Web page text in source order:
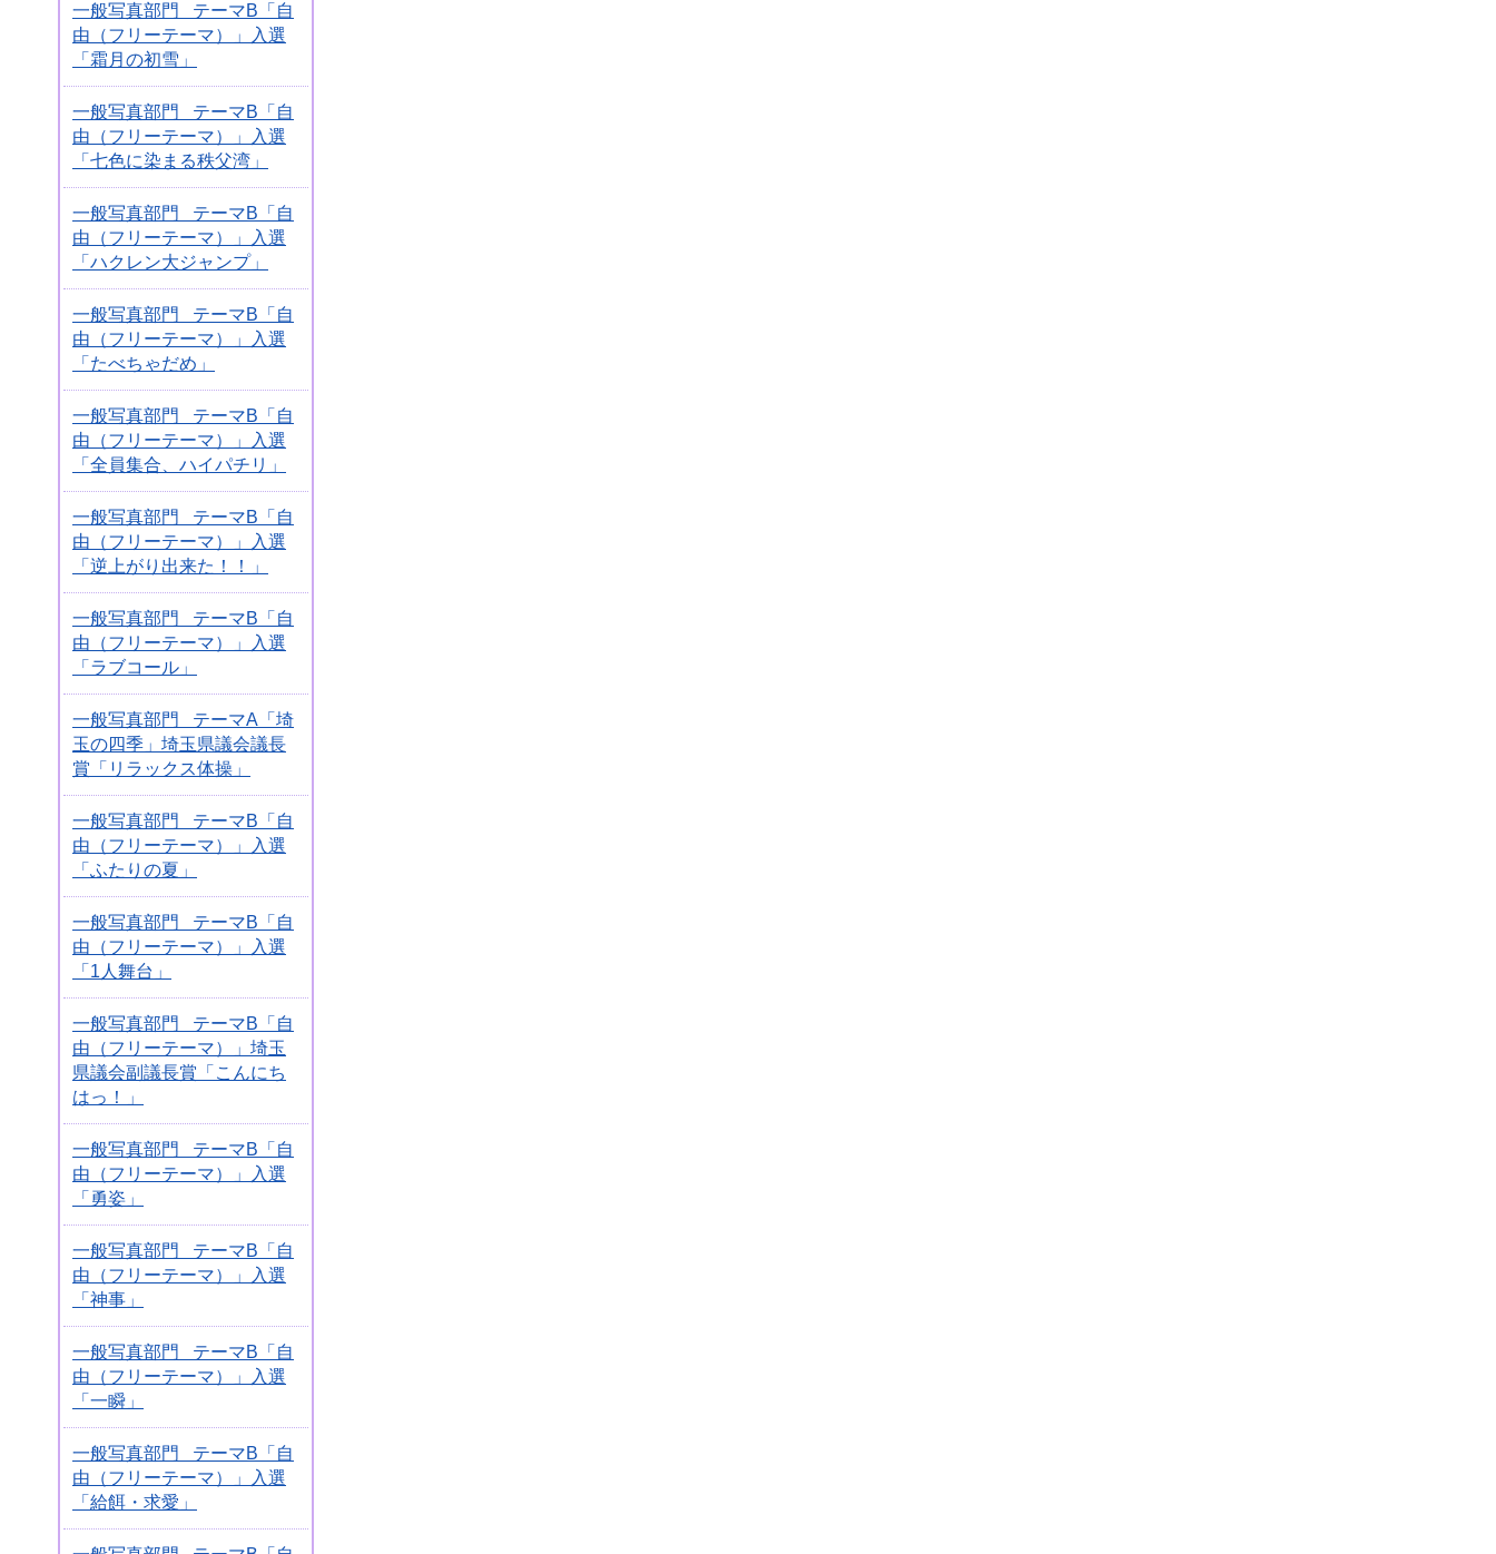
一般写真部門 テーマB「自
由（フリーテーマ）」入選
「霜月の初雪」
一般写真部門 テーマB「自
由（フリーテーマ）」入選
「七色に染まる秩父湾」
一般写真部門 テーマB「自
由（フリーテーマ）」入選
「ハクレン大ジャンプ」
一般写真部門 テーマB「自
由（フリーテーマ）」入選
「たべちゃだめ」
一般写真部門 テーマB「自
由（フリーテーマ）」入選
「全員集合、ハイパチリ」
一般写真部門 テーマB「自
由（フリーテーマ）」入選
「逆上がり出来た！！」
一般写真部門 テーマB「自
由（フリーテーマ）」入選
「ラブコール」
一般写真部門 テーマA「埼
玉の四季」埼玉県議会議長
賞「リラックス体操」
一般写真部門 テーマB「自
由（フリーテーマ）」入選
「ふたりの夏」
一般写真部門 テーマB「自
由（フリーテーマ）」入選
「1人舞台」
一般写真部門 テーマB「自
由（フリーテーマ）」埼玉
県議会副議長賞「こんにち
はっ！」
一般写真部門 テーマB「自
由（フリーテーマ）」入選
「勇姿」
一般写真部門 テーマB「自
由（フリーテーマ）」入選
「神事」
一般写真部門 テーマB「自
由（フリーテーマ）」入選
「一瞬」
一般写真部門 テーマB「自
由（フリーテーマ）」入選
「給餌・求愛」